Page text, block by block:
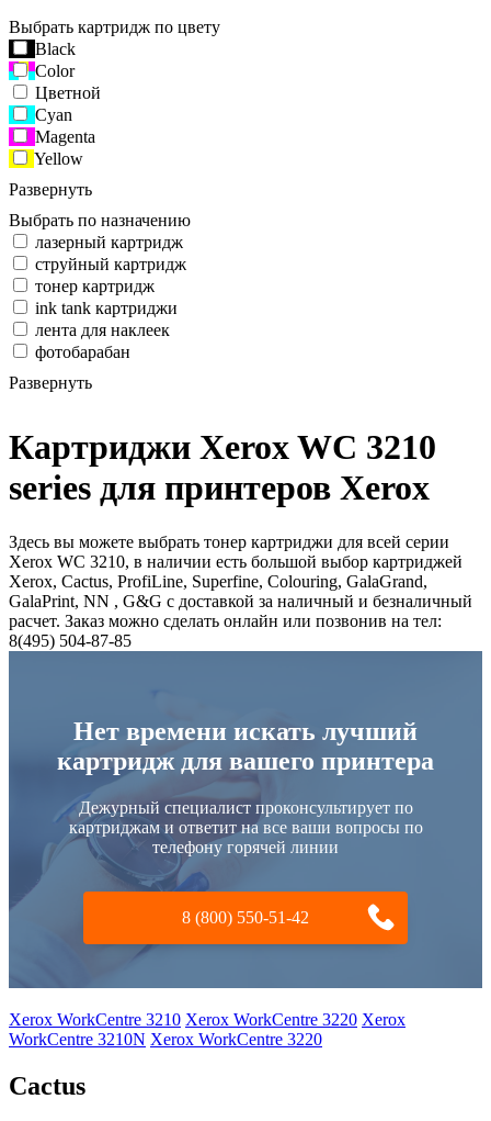
Выбрать картридж по цвету
Black
Color
Цветной
Cyan
Magenta
Yellow
Развернуть
Выбрать по назначению
лазерный картридж
струйный картридж
тонер картридж
ink tank картриджи
лента для наклеек
фотобарабан
Развернуть
Картриджи Xerox WC 3210
series для принтеров Xerox
Здесь вы можете выбрать тонер картриджи для всей серии
Xerox WC 3210, в наличии есть большой выбор картриджей
Xerox, Cactus, ProfiLine, Superfine, Colouring, GalaGrand,
GalaPrint, NN , G&G с доставкой за наличный и безналичный
расчет. Заказ можно сделать онлайн или позвонив на тел:
8(495) 504-87-85
Нет времени искать лучший
картридж для вашего принтера
Дежурный специалист проконсультирует по
картриджам и ответит на все ваши вопросы по
телефону горячей линии
8 (800) 550-51-42
Xerox WorkCentre 3210 Xerox WorkCentre 3220 Xerox
WorkCentre 3210N Xerox WorkCentre 3220
Cactus